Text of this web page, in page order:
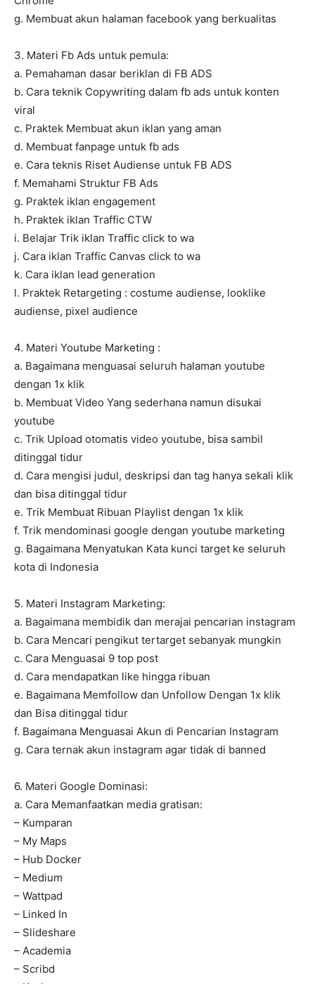
g. Membuat akun halaman facebook yang berkualitas
3. Materi Fb Ads untuk pemula:
a. Pemahaman dasar beriklan di FB ADS
b. Cara teknik Copywriting dalam fb ads untuk konten
viral
c. Praktek Membuat akun iklan yang aman
d. Membuat fanpage untuk fb ads
e. Cara teknis Riset Audiense untuk FB ADS
f. Memahami Struktur FB Ads
g. Praktek iklan engagement
h. Praktek iklan Traffic CTW
i. Belajar Trik iklan Traffic click to wa
j. Cara iklan Traffic Canvas click to wa
k. Cara iklan lead generation
l. Praktek Retargeting : costume audiense, looklike
audiense, pixel audience
4. Materi Youtube Marketing :
a. Bagaimana menguasai seluruh halaman youtube
dengan 1x klik
b. Membuat Video Yang sederhana namun disukai
youtube
c. Trik Upload otomatis video youtube, bisa sambil
ditinggal tidur
d. Cara mengisi judul, deskripsi dan tag hanya sekali klik
dan bisa ditinggal tidur
e. Trik Membuat Ribuan Playlist dengan 1x klik
f. Trik mendominasi google dengan youtube marketing
g. Bagaimana Menyatukan Kata kunci target ke seluruh
kota di Indonesia
5. Materi Instagram Marketing:
a. Bagaimana membidik dan merajai pencarian instagram
b. Cara Mencari pengikut tertarget sebanyak mungkin
c. Cara Menguasai 9 top post
d. Cara mendapatkan like hingga ribuan
e. Bagaimana Memfollow dan Unfollow Dengan 1x klik
dan Bisa ditinggal tidur
f. Bagaimana Menguasai Akun di Pencarian Instagram
g. Cara ternak akun instagram agar tidak di banned
6. Materi Google Dominasi:
a. Cara Memanfaatkan media gratisan:
– Kumparan
– My Maps
– Hub Docker
– Medium
– Wattpad
– Linked In
– Slideshare
– Academia
– Scribd